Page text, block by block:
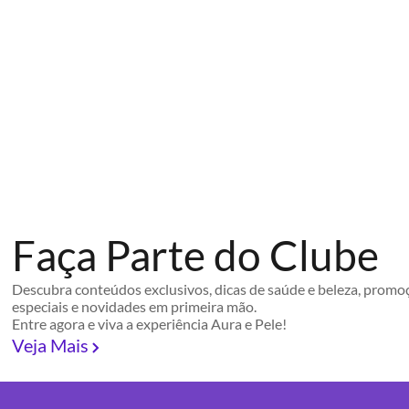
Faça Parte do Clube
Descubra conteúdos exclusivos, dicas de saúde e beleza,
especiais e novidades em primeira mão.
Entre agora e viva a experiência Aura e Pele!
Veja Mais